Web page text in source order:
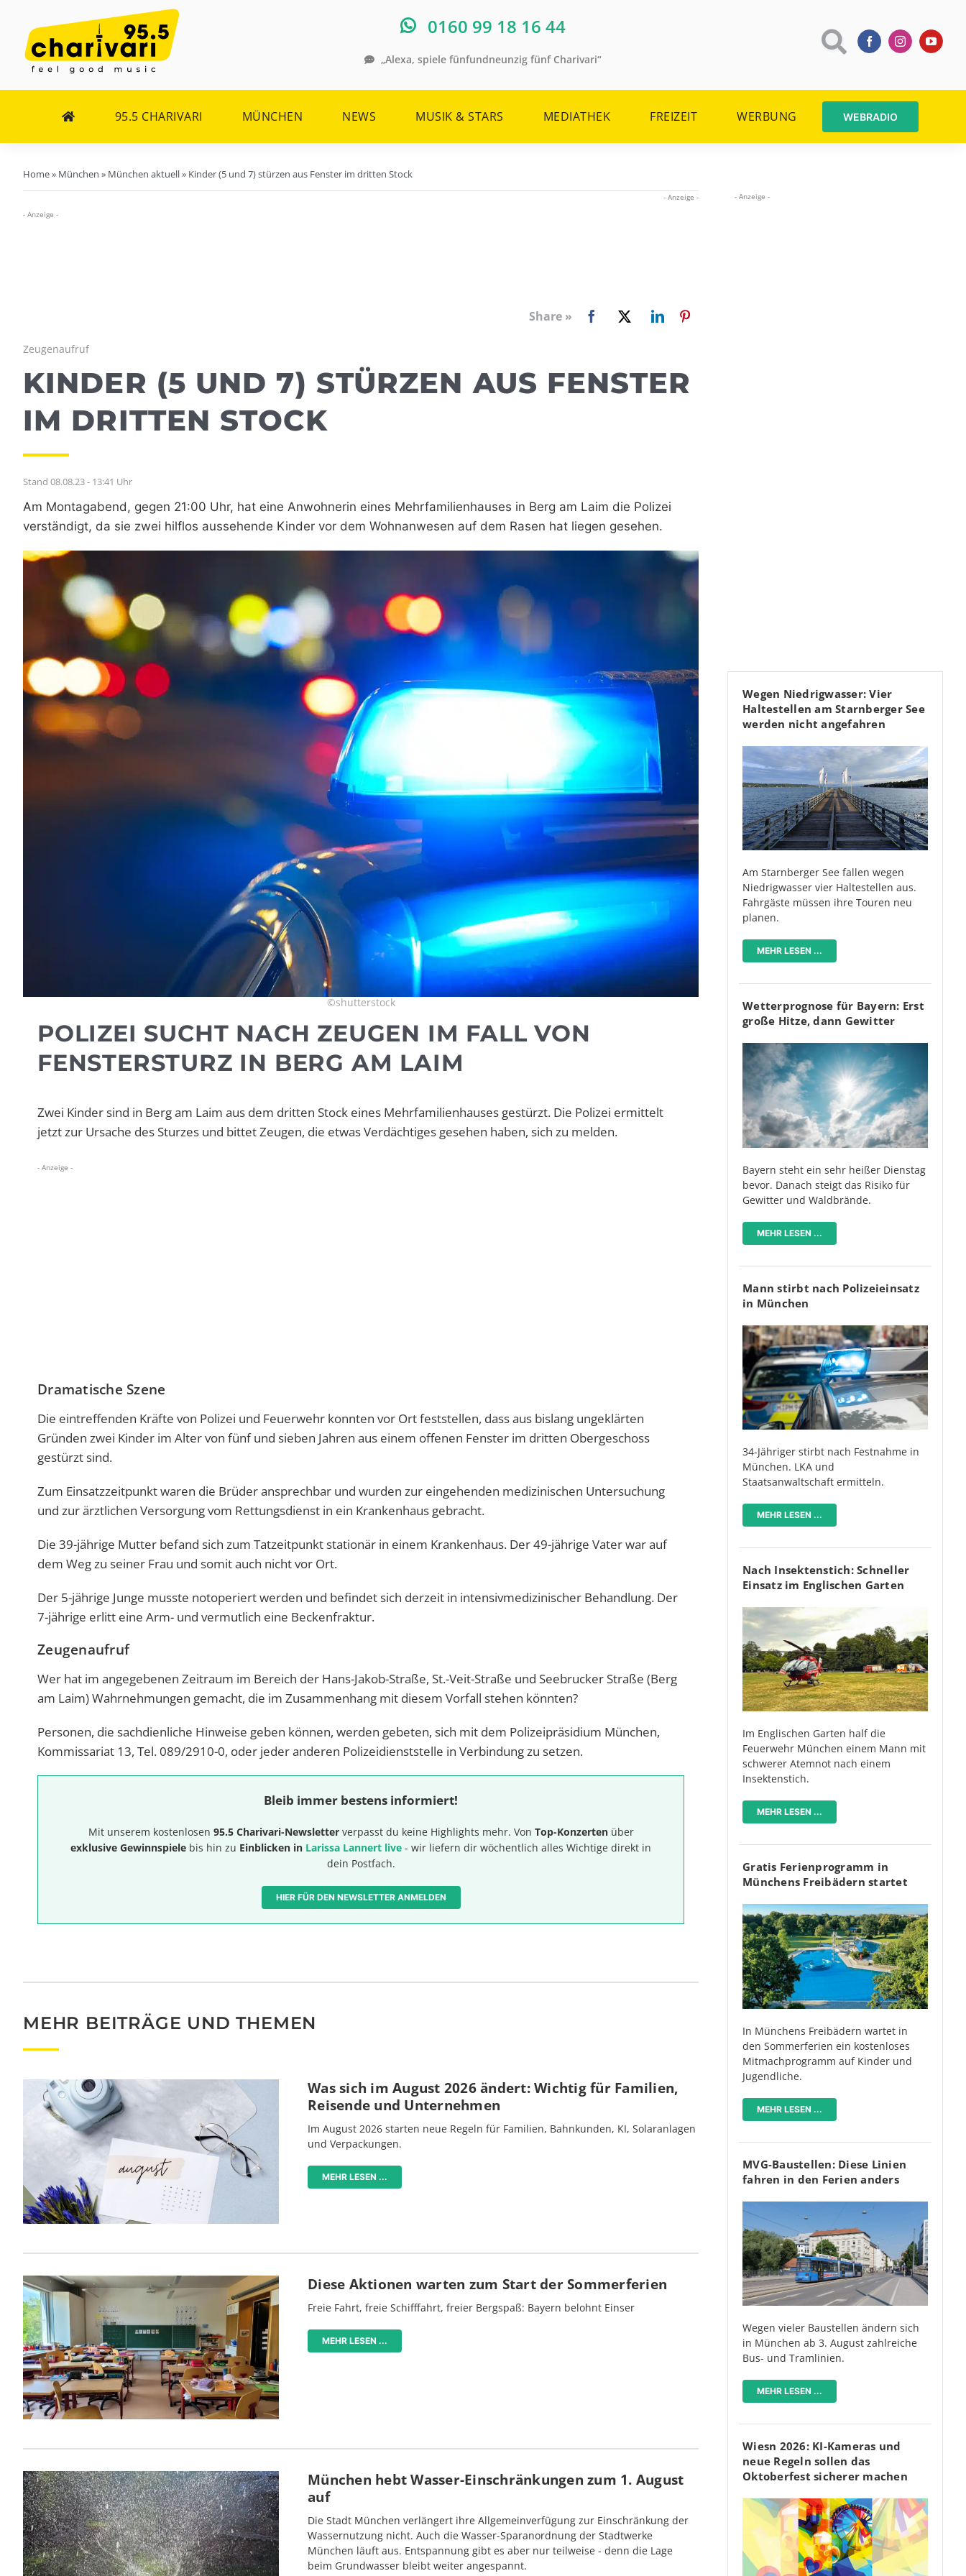
Inhalt
springen
0160 99 18 16 44
„Alexa, spiele fünfundneunzig fünf Charivari“
95.5 CHARIVARI MÜNCHEN NEWS MUSIK & STARS MEDIATHEK FREIZEIT WERBUNG WEBRADIO
Home» München » München aktuell» Kinder (5 und 7) stürzen aus Fenster im dritten Stock
- Anzeige -
- Anzeige -
Share »
Zeugenaufruf
KINDER (5 UND 7) STÜRZEN AUS FENSTER
IM DRITTEN STOCK
Stand 08.08.23 - 13:41 Uhr
Am Montagabend, gegen 21:00 Uhr, hat eine Anwohnerin eines Mehrfamilienhauses in Berg am Laim die Polizei
verständigt, da sie zwei hilflos aussehende Kinder vor dem Wohnanwesen auf dem Rasen hat liegen gesehen.
©shutterstock
POLIZEI SUCHT NACH ZEUGEN IM FALL VON
FENSTERSTURZ IN BERG AM LAIM
Zwei Kinder sind in Berg am Laim aus dem dritten Stock eines Mehrfamilienhauses gestürzt. Die Polizei ermittelt
jetzt zur Ursache des Sturzes und bittet Zeugen, die etwas Verdächtiges gesehen haben, sich zu melden.
- Anzeige -
Dramatische Szene
Die eintreffenden Kräfte von Polizei und Feuerwehr konnten vor Ort feststellen, dass aus bislang ungeklärten
Gründen zwei Kinder im Alter von fünf und sieben Jahren aus einem offenen Fenster im dritten Obergeschoss
gestürzt sind.
Zum Einsatzzeitpunkt waren die Brüder ansprechbar und wurden zur eingehenden medizinischen Untersuchung
und zur ärztlichen Versorgung vom Rettungsdienst in ein Krankenhaus gebracht.
Die 39-jährige Mutter befand sich zum Tatzeitpunkt stationär in einem Krankenhaus. Der 49-jährige Vater war auf
dem Weg zu seiner Frau und somit auch nicht vor Ort.
Der 5-jährige Junge musste notoperiert werden und befindet sich derzeit in intensivmedizinischer Behandlung. Der
7-jährige erlitt eine Arm- und vermutlich eine Beckenfraktur.
Zeugenaufruf
Wer hat im angegebenen Zeitraum im Bereich der Hans-Jakob-Straße, St.-Veit-Straße und Seebrucker Straße (Berg
am Laim) Wahrnehmungen gemacht, die im Zusammenhang mit diesem Vorfall stehen könnten?
Personen, die sachdienliche Hinweise geben können, werden gebeten, sich mit dem Polizeipräsidium München,
Kommissariat 13, Tel. 089/2910-0, oder jeder anderen Polizeidienststelle in Verbindung zu setzen.
Bleib immer bestens informiert!
Mit unserem kostenlosen 95.5 Charivari-Newsletterverpasst du keine Highlights mehr. Von Top-Konzertenüber
exklusive Gewinnspiele bis hin zu Einblicken in Larissa Lannert live - wir liefern dir wöchentlich alles Wichtige direkt in
dein Postfach.
HIER FÜR DEN NEWSLETTER ANMELDEN
MEHR BEITRÄGE UND THEMEN
Was sich im August 2026 ändert: Wichtig für Familien,
Reisende und Unternehmen
Im August 2026 starten neue Regeln für Familien, Bahnkunden, KI, Solaranlagen
und Verpackungen.
MEHR LESEN ...
Diese Aktionen warten zum Start der Sommerferien
Freie Fahrt, freie Schifffahrt, freier Bergspaß: Bayern belohnt Einser
MEHR LESEN ...
München hebt Wasser-Einschränkungen zum 1. August
auf
Die Stadt München verlängert ihre Allgemeinverfügung zur Einschränkung der
Wassernutzung nicht. Auch die Wasser-Sparanordnung der Stadtwerke
München läuft aus. Entspannung gibt es aber nur teilweise - denn die Lage
beim Grundwasser bleibt weiter angespannt.
- Anzeige -
Wegen Niedrigwasser: Vier
Haltestellen am Starnberger See
werden nicht angefahren
Am Starnberger See fallen wegen
Niedrigwasser vier Haltestellen aus.
Fahrgäste müssen ihre Touren neu
planen.
MEHR LESEN ...
Wetterprognose für Bayern: Erst
große Hitze, dann Gewitter
Bayern steht ein sehr heißer Dienstag
bevor. Danach steigt das Risiko für
Gewitter und Waldbrände.
MEHR LESEN ...
Mann stirbt nach Polizeieinsatz
in München
34-Jähriger stirbt nach Festnahme in
München. LKA und
Staatsanwaltschaft ermitteln.
MEHR LESEN ...
Nach Insektenstich: Schneller
Einsatz im Englischen Garten
Im Englischen Garten half die
Feuerwehr München einem Mann mit
schwerer Atemnot nach einem
Insektenstich.
MEHR LESEN ...
Gratis Ferienprogramm in
Münchens Freibädern startet
In Münchens Freibädern wartet in
den Sommerferien ein kostenloses
Mitmachprogramm auf Kinder und
Jugendliche.
MEHR LESEN ...
MVG-Baustellen: Diese Linien
fahren in den Ferien anders
Wegen vieler Baustellen ändern sich
in München ab 3. August zahlreiche
Bus- und Tramlinien.
MEHR LESEN ...
Wiesn 2026: KI-Kameras und
neue Regeln sollen das
Oktoberfest sicherer machen